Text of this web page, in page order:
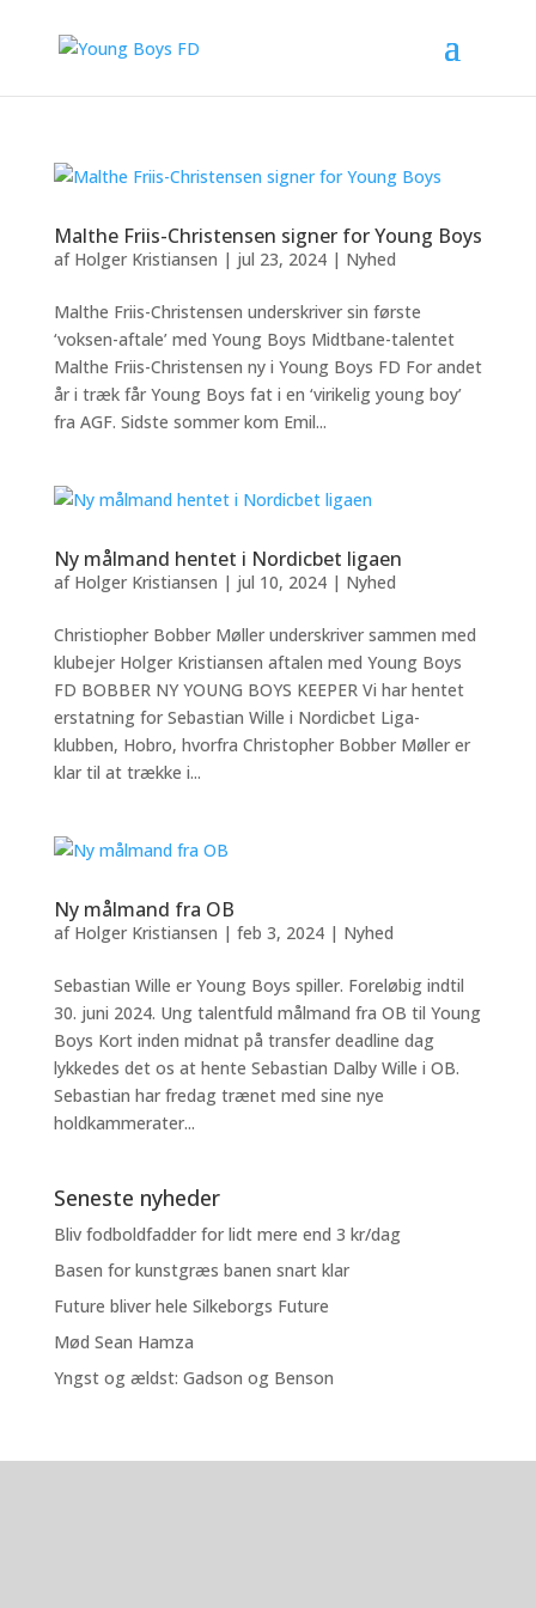
Malthe Friis-Christensen signer for Young Boys
af Holger Kristiansen | jul 23, 2024| Nyhed
Malthe Friis-Christensen underskriver sin første
‘voksen-aftale’ med Young Boys Midtbane-talentet
Malthe Friis-Christensen ny i Young Boys FD For andet
år i træk får Young Boys fat i en ‘virikelig young boy’
fra AGF. Sidste sommer kom Emil...
Ny målmand hentet i Nordicbet ligaen
af Holger Kristiansen | jul 10, 2024| Nyhed
Christiopher Bobber Møller underskriver sammen med
klubejer Holger Kristiansen aftalen med Young Boys
FD BOBBER NY YOUNG BOYS KEEPER Vi har hentet
erstatning for Sebastian Wille i Nordicbet Liga-
klubben, Hobro, hvorfra Christopher Bobber Møller er
klar til at trække i...
Ny målmand fra OB
af Holger Kristiansen | feb 3, 2024| Nyhed
Sebastian Wille er Young Boys spiller. Foreløbig indtil
30. juni 2024. Ung talentfuld målmand fra OB til Young
Boys Kort inden midnat på transfer deadline dag
lykkedes det os at hente Sebastian Dalby Wille i OB.
Sebastian har fredag trænet med sine nye
holdkammerater...
Seneste nyheder
Bliv fodboldfadder for lidt mere end 3 kr/dag
Basen for kunstgræs banen snart klar
Future bliver hele Silkeborgs Future
Mød Sean Hamza
Yngst og ældst: Gadson og Benson